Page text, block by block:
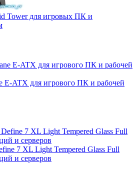
Tower для игровых ПК и
E-ATX для игрового ПК и рабочей
7 XL Light Tempered Glass Full
и серверов